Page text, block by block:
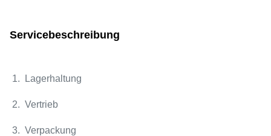
Servicebeschreibung
1. Lagerhaltung
2. Vertrieb
3. Verpackung